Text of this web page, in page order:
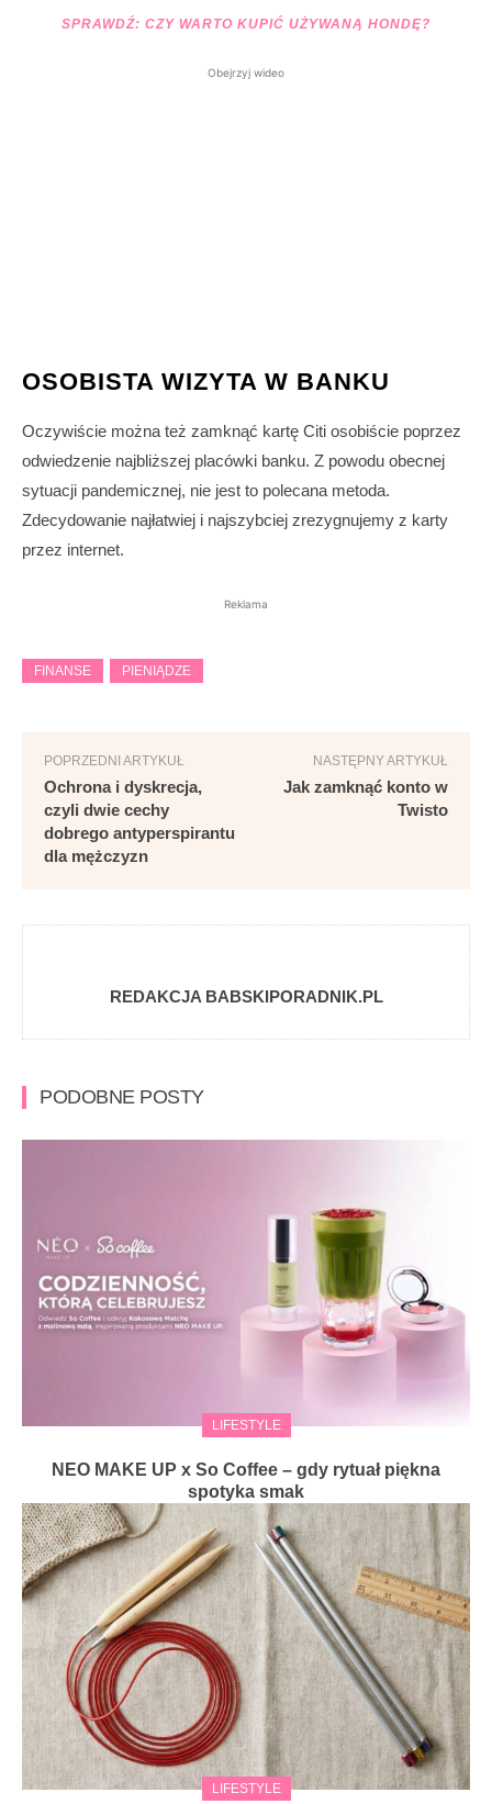
SPRAWDŹ: CZY WARTO KUPIĆ UŻYWANĄ HONDĘ?
Obejrzyj wideo
OSOBISTA WIZYTA W BANKU
Oczywiście można też zamknąć kartę Citi osobiście poprzez
odwiedzenie najbliższej placówki banku. Z powodu obecnej
sytuacji pandemicznej, nie jest to polecana metoda.
Zdecydowanie najłatwiej i najszybciej zrezygnujemy z karty
przez internet.
Reklama
FINANSE PIENIĄDZE
POPRZEDNI ARTYKUŁ
Ochrona i dyskrecja,
czyli dwie cechy
dobrego antyperspirantu
dla mężczyzn
NASTĘPNY ARTYKUŁ
Jak zamknąć konto w
Twisto
REDAKCJA BABSKIPORADNIK.PL
PODOBNE POSTY
LIFESTYLE
NEO MAKE UP x So Coffee – gdy rytuał piękna
spotyka smak
LIFESTYLE